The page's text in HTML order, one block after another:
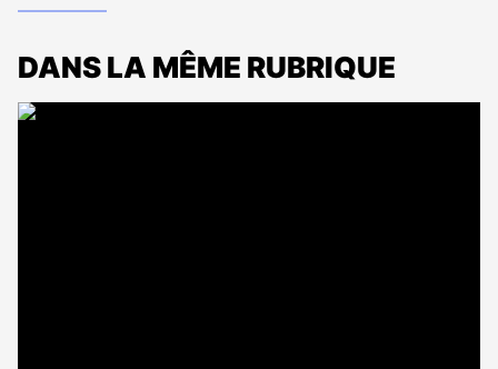
DANS LA MÊME RUBRIQUE